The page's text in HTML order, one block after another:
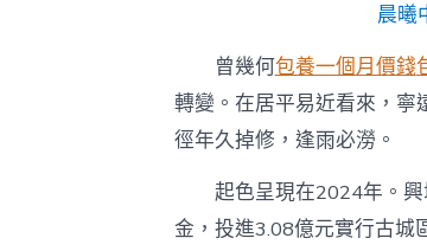
晨曦
曾幾何包養一個月價錢
轉變。在居平易近看來，寧
徑年久掉修，逢雨必澇。
起色呈現在2024年。
金，投進3.08億元實行古城